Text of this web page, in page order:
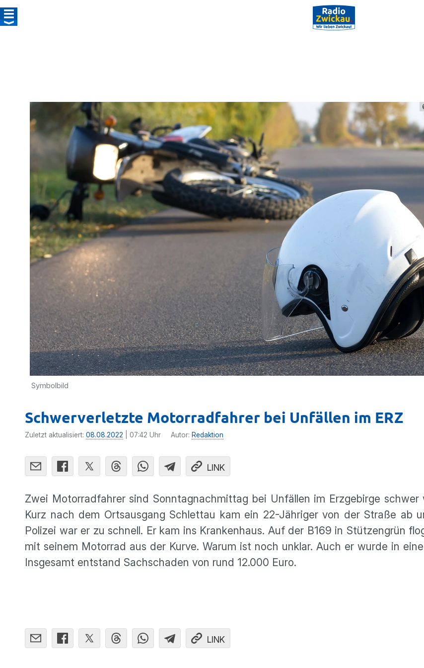
Symbolbild
Schwerverletzte Motorradfahrer bei Unfällen im ERZ
Zuletzt aktualisiert: 08.08.2022 | 07:42 Uhr Autor: Redaktion
LINK
Zwei Motorradfahrer sind Sonntagnachmittag bei Unfällen im Erzgebirge schwer
Kurz nach dem Ortsausgang Schlettau kam ein 22-Jähriger von der Straße ab
Polizei war er zu schnell. Er kam ins Krankenhaus. Auf der B169 in Stützengrün
mit seinem Motorrad aus der Kurve. Warum ist noch unklar. Auch er wurde in
Insgesamt entstand Sachschaden von rund 12.000 Euro.
LINK